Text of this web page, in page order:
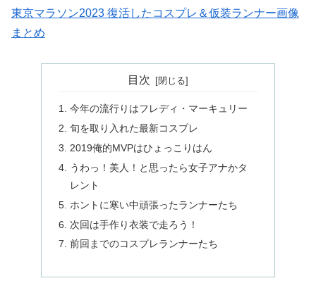
東京マラソン2023 復活したコスプレ＆仮装ランナー画像
まとめ
目次
今年の流行りはフレディ・マーキュリー
旬を取り入れた最新コスプレ
2019俺的MVPはひょっこりはん
うわっ！美人！と思ったら女子アナかタ
レント
ホントに寒い中頑張ったランナーたち
次回は手作り衣装で走ろう！
前回までのコスプレランナーたち